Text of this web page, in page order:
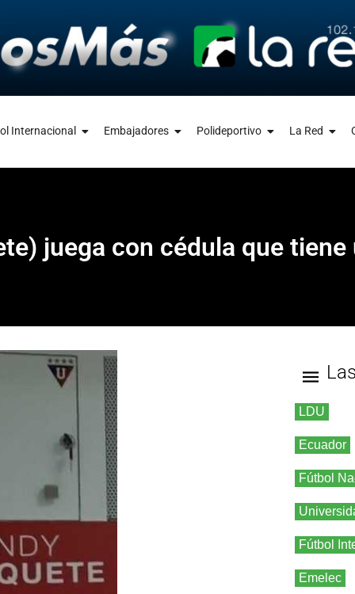
Internacional Embajadores Polideportivo La Red
juega con cédula que
LDU
Ecuador
Fútbol
Fútbol
Emelec